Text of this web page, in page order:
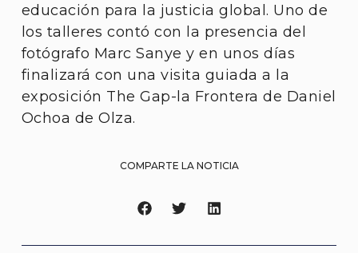
educación para la justicia global. Uno de
los talleres contó con la presencia del
fotógrafo Marc Sanye y en unos días
finalizará con una visita guiada a la
exposición The Gap-la Frontera de Daniel
Ochoa de Olza.
COMPARTE LA NOTICIA